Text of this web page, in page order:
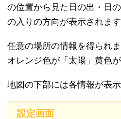
の位置から見た日の出・日
の入りの方向が表示されます
任意の場所の情報を得られま
オレンジ色が「太陽」黄色
地図の下部には各情報が表示
設定画面